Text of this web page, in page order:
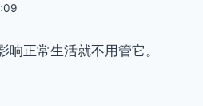
响正常生活就不用管它。